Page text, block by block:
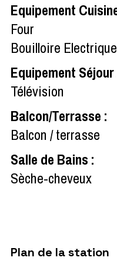
Equipement
Four
Bouilloire Electrique
Equipement Séjour
Télévision
Balcon/Terrasse :
Balcon / terrasse
Salle de Bains :
Sèche-cheveux
Plan de la station